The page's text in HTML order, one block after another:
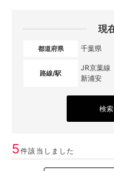
現
都道府県 千葉県
路線/駅
JR京葉線
新浦安
検
5件該当しました